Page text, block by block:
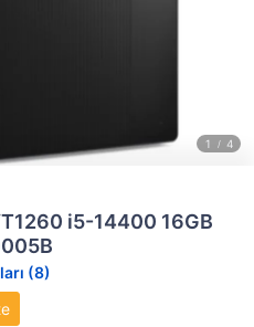
i5-14400 16GB
(8)